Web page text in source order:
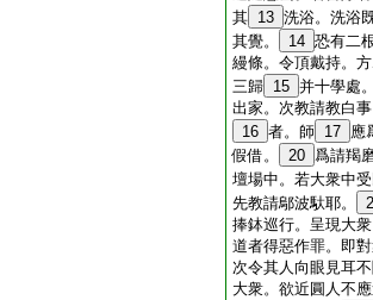
其 13 洗浴。洗浴
其覺。
14 恐有二
縵條。令頂戴持。
三歸 15 并十學處
出家。次教請教白
16 者。師 17 應
假借。
20 爲請羯
壇場中。若大衆中
先教請鄔波馱耶。
捧鉢巡行。呈現大
道者得惡作罪。即
次令其人向眼見耳
大衆。欲近圓人不